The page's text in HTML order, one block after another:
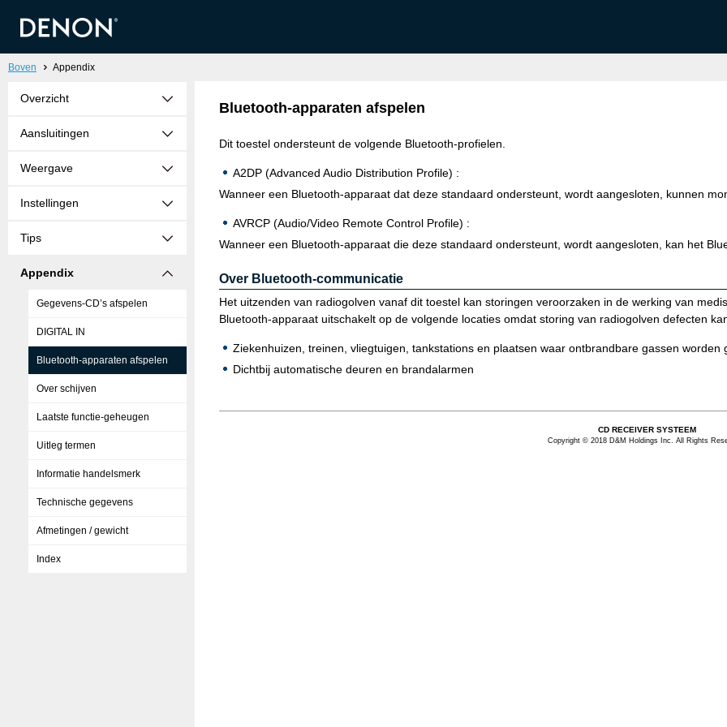
Boven Appendix
Overzicht
Aansluitingen
Weergave
Instellingen
Tips
Appendix
Gegevens-CD’s afspelen
DIGITAL IN
Bluetooth-apparaten afspelen
Over schijven
Laatste functie-geheugen
Uitleg termen
Informatie handelsmerk
Technische gegevens
Afmetingen / gewicht
Index
Bluetooth-apparaten afspelen
Dit toestel ondersteunt de volgende Bluetooth-profielen.
A2DP (Advanced Audio Distribution Profile) :
Wanneer een Bluetooth-apparaat dat deze standaard ondersteunt, wordt aangesloten, kunnen
AVRCP (Audio/Video Remote Control Profile) :
Wanneer een Bluetooth-apparaat die deze standaard ondersteunt, wordt aangesloten, kan het
Over Bluetooth-communicatie
Het uitzenden van radiogolven vanaf dit toestel kan storingen veroorzaken in de werking van
Bluetooth-apparaat uitschakelt op de volgende locaties omdat storing van radiogolven defecten
Ziekenhuizen, treinen, vliegtuigen, tankstations en plaatsen waar ontbrandbare gassen worden
Dichtbij automatische deuren en brandalarmen
CD RECEIVER SYSTEEM
Copyright © 2018 D&M Holdings Inc. All Rights